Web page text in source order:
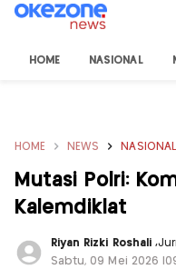
HOME NASIONAL
HOME NEWS NASIONAL
Mutasi Polri:
Kalemdiklat
Riyan Rizki Roshali ,
Sabtu, 09 Mei 2026